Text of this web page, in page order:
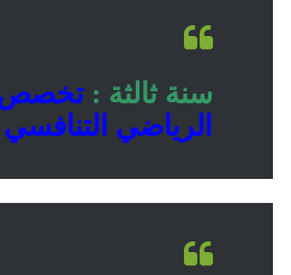
سنة ثالثة : تخصص
الرياضي التنافسي